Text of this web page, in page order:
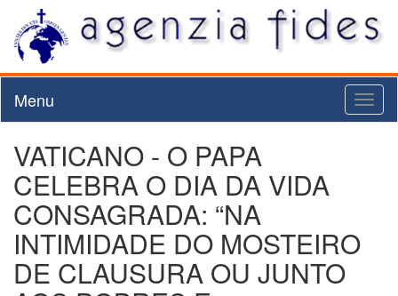
Menu
VATICANO - O PAPA
CELEBRA O DIA DA VIDA
CONSAGRADA: “NA
INTIMIDADE DO MOSTEIRO
DE CLAUSURA OU JUNTO